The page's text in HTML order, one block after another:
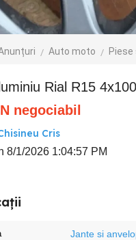
Auto moto
Rial R15 4x100
negociabil
Cris
8/1/2026 1:04:57 PM
Jante si